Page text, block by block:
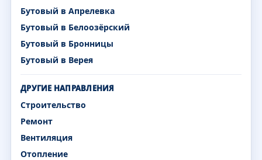
Бутовый в Апрелевка
Бутовый в Белоозёрский
Бутовый в Бронницы
Бутовый в Верея
ДРУГИЕ НАПРАВЛЕНИЯ
Строительство
Ремонт
Вентиляция
Отопление